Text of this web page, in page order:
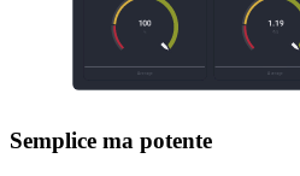
Semplice ma potente